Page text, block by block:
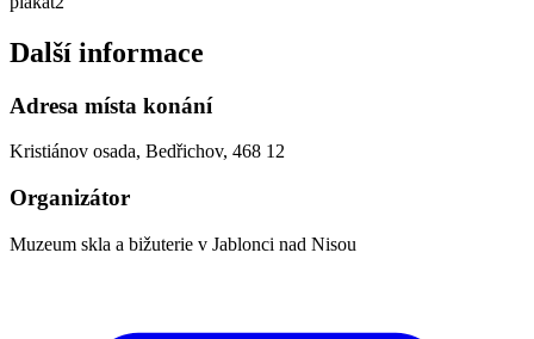
Další informace
Adresa místa konání
Kristiánov osada, Bedřichov, 468 12
Organizátor
Muzeum skla a bižuterie v Jablonci nad Nisou